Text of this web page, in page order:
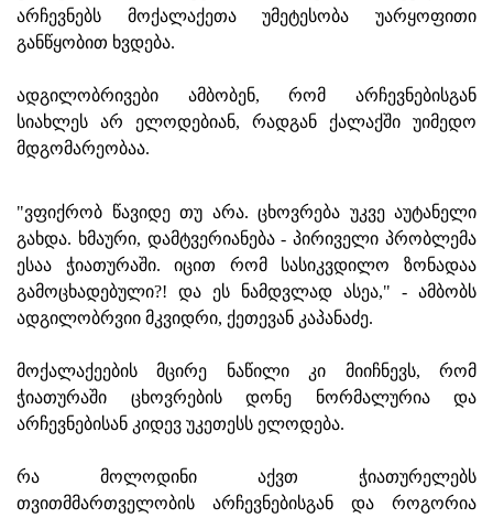
არჩევნებს მოქალაქეთა უმეტესობა უარყოფითი
განწყობით ხვდება.
ადგილობრივები ამბობენ, რომ არჩევნებისგან
სიახლეს არ ელოდებიან, რადგან ქალაქში უიმედო
მდგომარეობაა.
"ვფიქრობ წავიდე თუ არა. ცხოვრება უკვე აუტანელი
გახდა. ხმაური, დამტვერიანება - პირიველი პრობლემა
ესაა ჭიათურაში. იცით რომ სასიკვდილო ზონადაა
გამოცხადებული?! და ეს ნამდვლად ასეა," - ამბობს
ადგილობრვიი მკვიდრი, ქეთევან კაპანაძე.
მოქალაქეების მცირე ნაწილი კი მიიჩნევს, რომ
ჭიათურაში ცხოვრების დონე ნორმალურია და
არჩევნებისან კიდევ უკეთესს ელოდება.
რა მოლოდინი აქვთ ჭიათურელებს
თვითმმართველობის არჩევნებისგან და როგორია